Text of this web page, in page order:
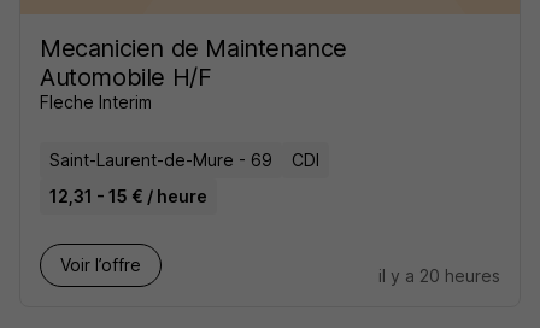
Mecanicien de Maintenance
Automobile H/F
Fleche Interim
Saint-Laurent-de-Mure - 69
CDI
12,31 - 15 € / heure
Voir l’offre
il y a 20 heures